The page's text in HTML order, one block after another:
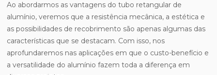
Ao abordarmos as vantagens do tubo retangular de
alumínio, veremos que a resistência mecânica, a estética e
as possibilidades de recobrimento são apenas algumas das
características que se destacam. Com isso, nos
aprofundaremos nas aplicações em que o custo-benefício e
a versatilidade do alumínio fazem toda a diferença em